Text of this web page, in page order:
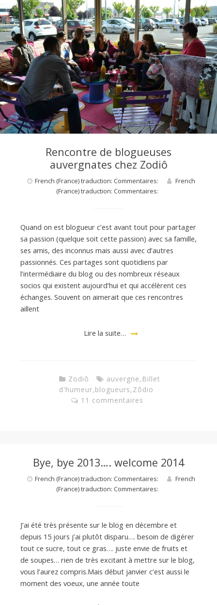
n
Rencontre de blogueuses
auvergnates chez Zodiô
French (France) traduction: Commentaires:
French
(France) traduction: Commentaires:
Quand on est blogueur c’est avant tout pour partager
sa passion (quelque soit cette passion) avec sa famille,
ses amis, des inconnus mais aussi avec d’autres
passionnés. Ces partages sont quotidiens par
l’intermédiaire du blog ou des nombreux réseaux
socios qui existent aujourd’hui et qui accélèrent ces
échanges. Souvent on aimerait que ces rencontres
aillent
Lire la suite…
Zodiô auvergne, Billet
d'humeur,blogueurs,Zôdio
11 commentaires
Bye, bye 2013…. welcome 2014
French (France) traduction: Commentaires:
French
(France) traduction: Commentaires:
J’ai été très présente sur le blog en décembre et
depuis 15 jours j’ai plutôt disparu…. besoin de digérer
tout ce sucre, tout ce gras…. juste envie de fruits et
de soupes… rien de très excitant à mettre sur le blog,
vous l’aurez compris.Mais début janvier c’est aussi le
moment des voeux, une année toute